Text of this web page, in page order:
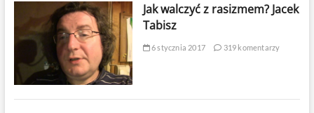
Jak walczyć z rasizmem? Jacek
Tabisz
6 stycznia 2017 319 komentarzy